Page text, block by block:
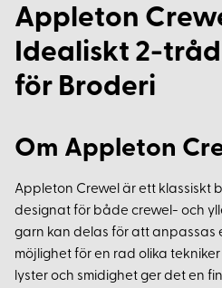
Appleton
Idealiskt 2-
för Broderi
Om Appleton
Appleton Crewel är ett klassiskt
designat för både crewel- och
garn kan delas för att anpassas
möjlighet för en rad olika
lyster och smidighet ger det en